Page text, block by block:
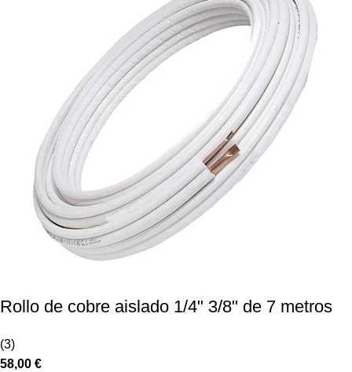
Rollo de cobre aislado 1/4" 3/8" de 7 metros
(3)
58,00 €